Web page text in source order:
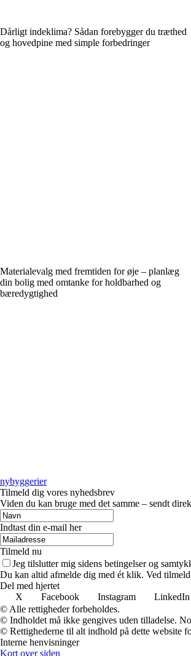
Dårligt indeklima? Sådan forebygger du træthed
og hovedpine med simple forbedringer
Materialevalg med fremtiden for øje – planlæg
din bolig med omtanke for holdbarhed og
bæredygtighed
nybyggerier
Tilmeld dig vores nyhedsbrev
Viden du kan bruge med det samme – sendt
Indtast din e-mail her
Tilmeld nu
Jeg tilslutter mig sidens betingelser og
Du kan altid afmelde dig med ét klik. Ved
Del med hjertet
X
Facebook Instagram LinkedIn
© Alle rettigheder forbeholdes.
© Indholdet må ikke gengives uden tilladelse.
© Rettighederne til alt indhold på dette website
Interne henvisninger
Kort over siden